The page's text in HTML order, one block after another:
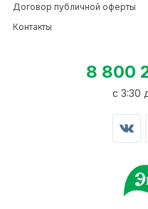
Договор публичной оферты
Контакты
8 800
c 3:30